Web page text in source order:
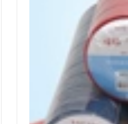
Golden Finger hai
mặt băng nâu nhiệt
độ cao cao su ban
nhạc polyimide
nhiệt độ cao 280 độ
thanh băng bảng
băng băng dính chịu
nhiệt độ cao
199,000